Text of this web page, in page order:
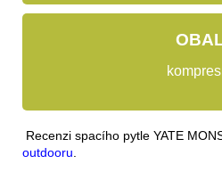
Recenzi spacího pytle YATE
outdooru